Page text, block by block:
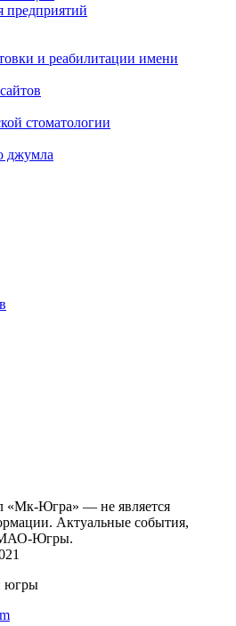
предприятий
и реабилитации имени
стоматологии
джумла
«Мк-Югра» — не является
Актуальные события,
Югры.
югры